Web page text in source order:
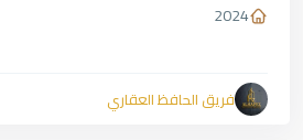
2024
فريق الحافظ العقاري
دبي
الجميرا
JVT,